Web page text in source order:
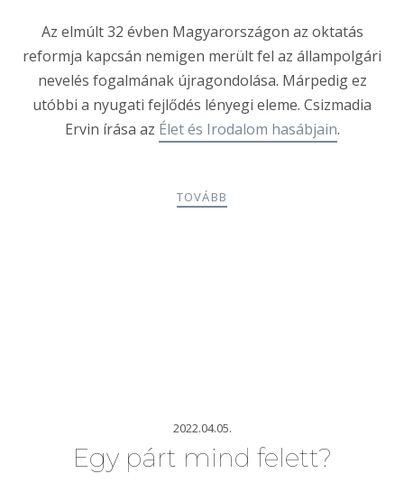
Az elmúlt 32 évben Magyarországon az oktatás
reformja kapcsán nemigen merült fel az állampolgári
nevelés fogalmának újragondolása. Márpedig ez
utóbbi a nyugati fejlődés lényegi eleme. Csizmadia
Ervin írása az Élet és Irodalom hasábjain.
TOVÁBB
2022.04.05.
Egy párt mind felett?